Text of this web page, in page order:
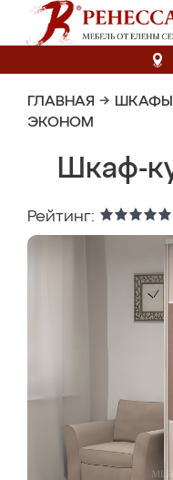
ГЛАВНАЯ →
ЭКОНОМ
Шкаф-
Рейтинг: